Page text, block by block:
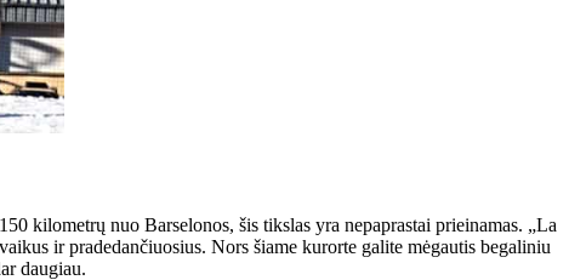
kilometrų nuo Barselonos, šis tikslas yra nepaprastai prieinamas. „La
ir pradedančiuosius. Nors šiame kurorte galite mėgautis begaliniu
daugiau.